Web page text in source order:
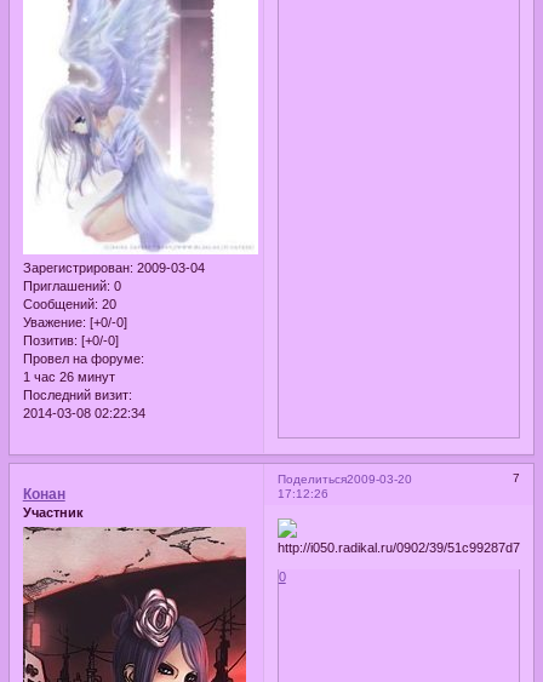
Зарегистрирован: 2009-03-04
Приглашений: 0
Сообщений: 20
Уважение: [+0/-0]
Позитив: [+0/-0]
Провел на форуме:
1 час 26 минут
Последний визит:
2014-03-08 02:22:34
Поделиться 7
2009-03-20
17:12:26
Конан
Участник
0